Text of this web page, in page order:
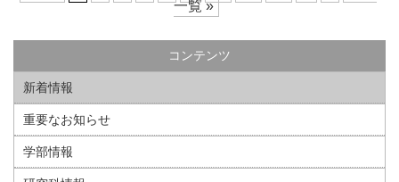
一覧 »
コンテンツ
新着情報
重要なお知らせ
学部情報